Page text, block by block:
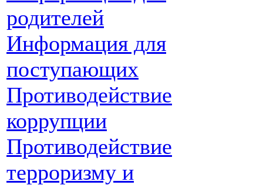
родителей
Информация для
поступающих
Противодействие
коррупции
Противодействие
терроризму и